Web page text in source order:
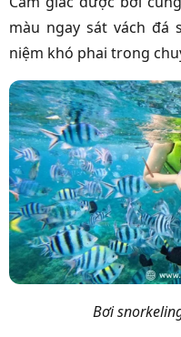
màu ngay sát vách đá
niệm khó phai trong
Bơi